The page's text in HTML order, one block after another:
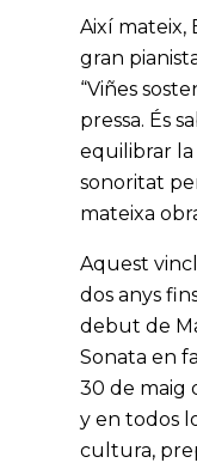
Així mateix,
gran
“Viñes
pressa. És
equilibrar la
sonoritat
mateixa
Aquest
dos anys
debut de
Sonata en
30 de maig
y en todos
cultura,